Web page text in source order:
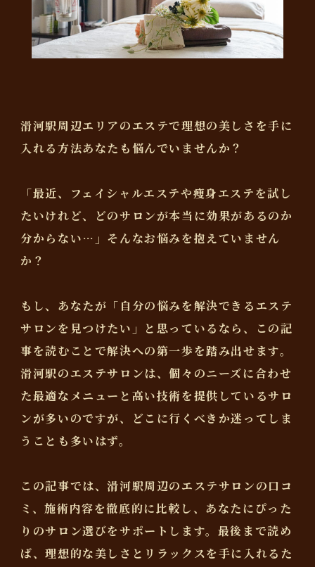
滑河駅周辺エリアのエステで理想の美しさを手に
入れる方法あなたも悩んでいませんか？
「最近、フェイシャルエステや痩身エステを試し
たいけれど、どのサロンが本当に効果があるのか
分からない…」そんなお悩みを抱えていません
か？
もし、あなたが「自分の悩みを解決できるエステ
サロンを見つけたい」と思っているなら、この記
事を読むことで解決への第一歩を踏み出せます。
滑河駅のエステサロンは、個々のニーズに合わせ
た最適なメニューと高い技術を提供しているサロ
ンが多いのですが、どこに行くべきか迷ってしま
うことも多いはず。
この記事では、滑河駅周辺のエステサロンの口コ
ミ、施術内容を徹底的に比較し、あなたにぴった
りのサロン選びをサポートします。最後まで読め
ば、理想的な美しさとリラックスを手に入れるた